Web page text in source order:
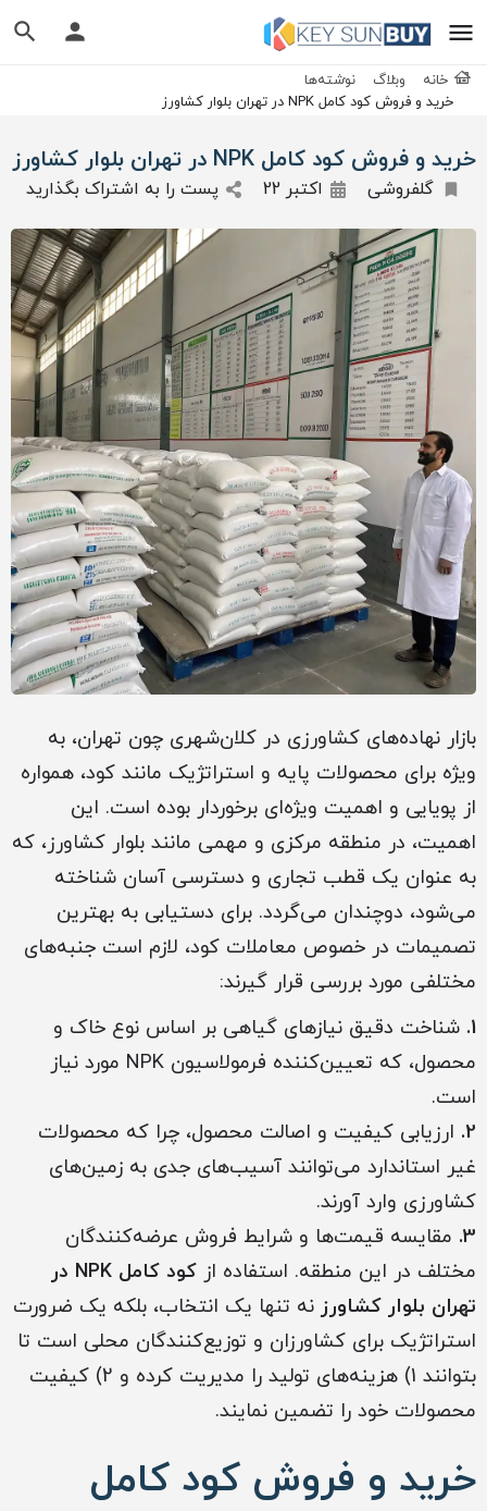
خانه وبلاگ
نوشته‌ها
خرید و فروش کود کامل NPK در تهران بلوار کشاورز
خرید و فروش کود کامل NPK در تهران بلوار کشاورز
گلفروشی اکتبر 22 پست را به اشتراک بگذارید
بازار نهاده‌های کشاورزی در کلان‌شهری چون تهران، به
ویژه برای محصولات پایه و استراتژیک مانند کود، همواره
از پویایی و اهمیت ویژه‌ای برخوردار بوده است. این
اهمیت، در منطقه مرکزی و مهمی مانند بلوار کشاورز، که
به عنوان یک قطب تجاری و دسترسی آسان شناخته
می‌شود، دوچندان می‌گردد. برای دستیابی به بهترین
تصمیمات در خصوص معاملات کود، لازم است جنبه‌های
مختلفی مورد بررسی قرار گیرند:
1. شناخت دقیق نیازهای گیاهی بر اساس نوع خاک و
محصول، که تعیین‌کننده فرمولاسیون NPK مورد نیاز
است.
2. ارزیابی کیفیت و اصالت محصول، چرا که محصولات
غیر استاندارد می‌توانند آسیب‌های جدی به زمین‌های
کشاورزی وارد آورند.
3. مقایسه قیمت‌ها و شرایط فروش عرضه‌کنندگان
مختلف در این منطقه. استفاده از
کود کامل NPK در
تهران بلوار کشاورز نه تنها یک انتخاب، بلکه یک ضرورت
استراتژیک برای کشاورزان و توزیع‌کنندگان محلی است تا
بتوانند 1) هزینه‌های تولید را مدیریت کرده و 2) کیفیت
محصولات خود را تضمین نمایند.
خرید و فروش کود کامل